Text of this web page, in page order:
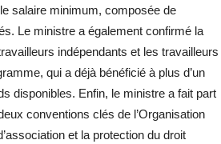
salaire minimum, composée de
Le ministre a également confirmé la
indépendants et les travailleurs
qui a déjà bénéficié à plus d’un
disponibles. Enfin, le ministre a fait part
conventions clés de l’Organisation
et la protection du droit